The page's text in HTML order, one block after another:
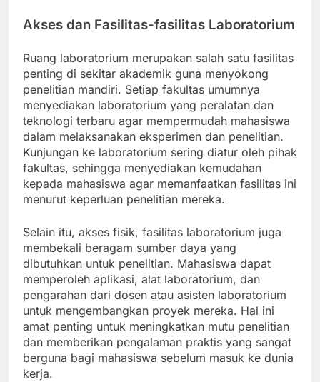
Akses dan Fasilitas-fasilitas Laboratorium
Ruang laboratorium merupakan salah satu fasilitas
penting di sekitar akademik guna menyokong
penelitian mandiri. Setiap fakultas umumnya
menyediakan laboratorium yang peralatan dan
teknologi terbaru agar mempermudah mahasiswa
dalam melaksanakan eksperimen dan penelitian.
Kunjungan ke laboratorium sering diatur oleh pihak
fakultas, sehingga menyediakan kemudahan
kepada mahasiswa agar memanfaatkan fasilitas ini
menurut keperluan penelitian mereka.
Selain itu, akses fisik, fasilitas laboratorium juga
membekali beragam sumber daya yang
dibutuhkan untuk penelitian. Mahasiswa dapat
memperoleh aplikasi, alat laboratorium, dan
pengarahan dari dosen atau asisten laboratorium
untuk mengembangkan proyek mereka. Hal ini
amat penting untuk meningkatkan mutu penelitian
dan memberikan pengalaman praktis yang sangat
berguna bagi mahasiswa sebelum masuk ke dunia
kerja.